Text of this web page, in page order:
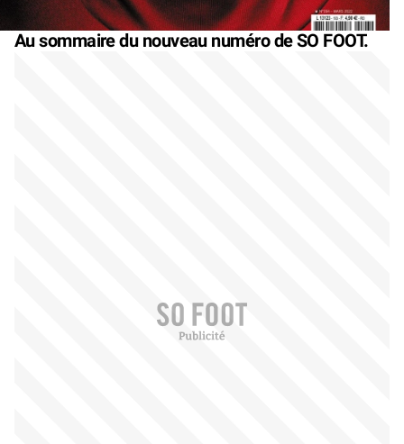
Au sommaire du nouveau numéro de SO FOOT.